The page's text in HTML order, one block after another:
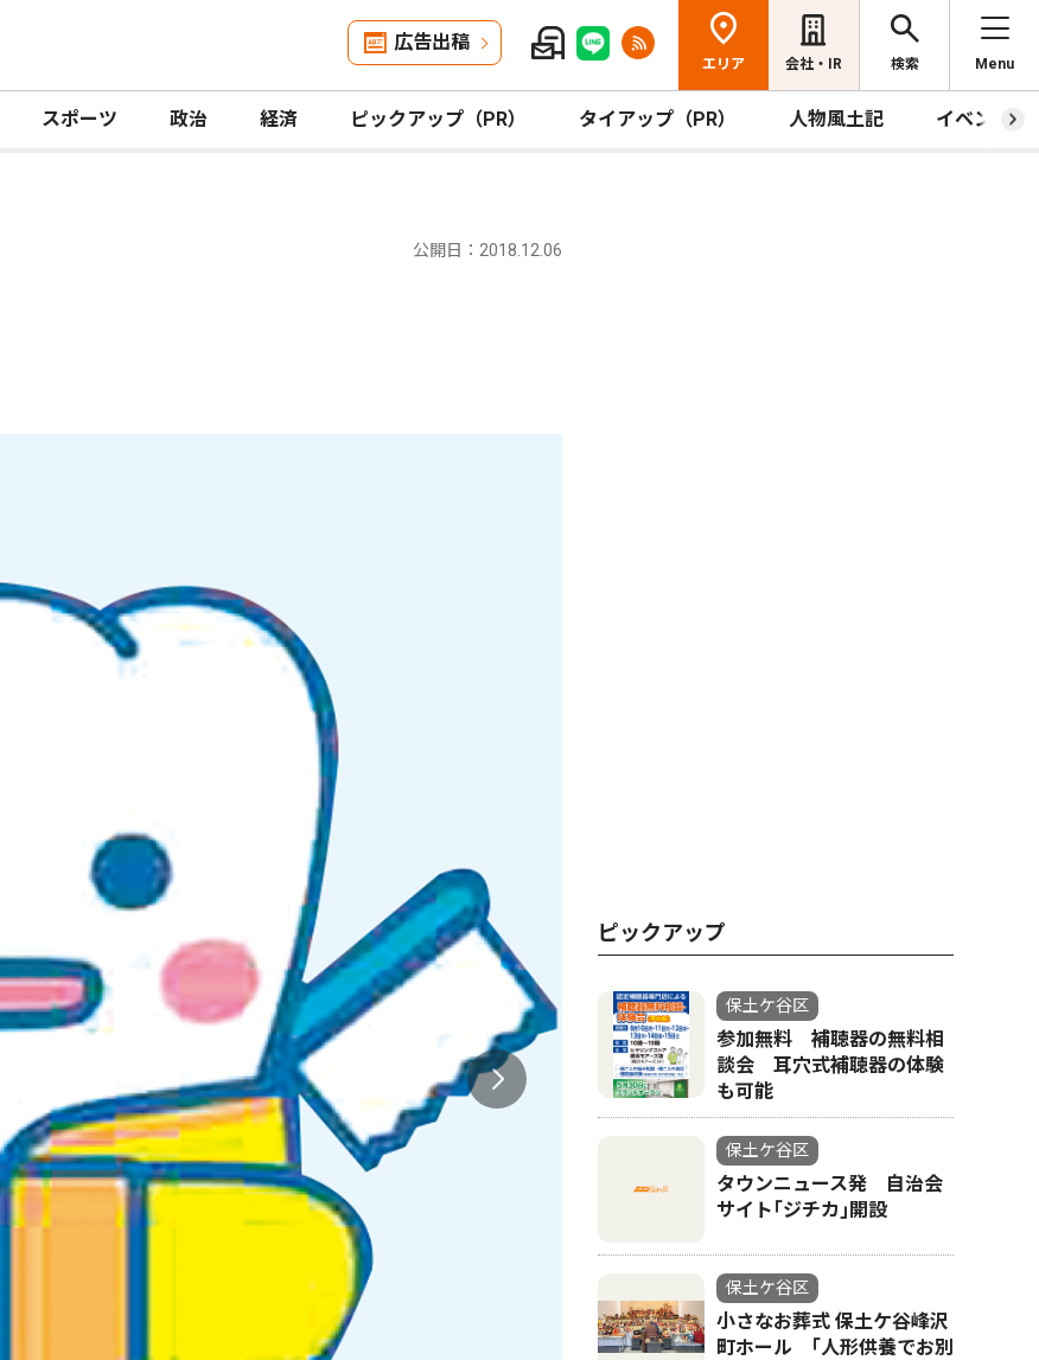
広告出稿
エリア 会社・IR 検索 Menu
スポーツ 政治 経済 ピックアップ（PR） タイアップ（PR） 人物風土記 イベント
公開日：2018.12.06
ピックアップ
保土ケ谷区
参加無料 補聴器の無料相
談会 耳穴式補聴器の体験
も可能
保土ケ谷区
タウンニュース発 自治会
サイト｢ジチカ｣開設
保土ケ谷区
小さなお葬式 保土ケ谷峰沢
町ホール ｢人形供養でお別